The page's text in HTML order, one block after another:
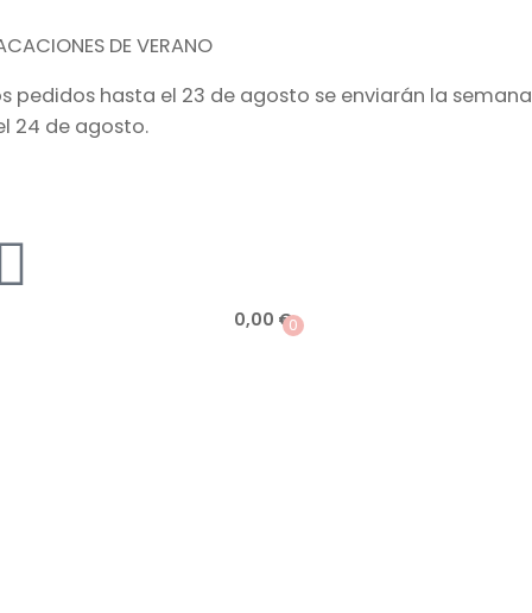
DE VERANO
pedidos hasta el 23 de agosto se enviarán la semana
24 de agosto.
0,00 €0